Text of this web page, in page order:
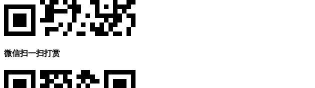
微信扫一扫打赏